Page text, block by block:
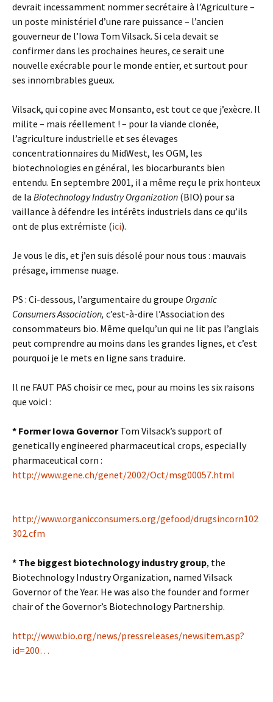
devrait incessamment nommer secrétaire à l’Agriculture –
un poste ministériel d’une rare puissance – l’ancien
gouverneur de l’Iowa Tom Vilsack. Si cela devait se
confirmer dans les prochaines heures, ce serait une
nouvelle exécrable pour le monde entier, et surtout pour
ses innombrables gueux.
Vilsack, qui copine avec Monsanto, est tout ce que j’exècre. Il
milite – mais réellement ! – pour la viande clonée,
l’agriculture industrielle et ses élevages
concentrationnaires du MidWest, les OGM, les
biotechnologies en général, les biocarburants bien
entendu. En septembre 2001, il a même reçu le prix honteux
de la Biotechnology Industry Organization (BIO) pour sa
vaillance à défendre les intérêts industriels dans ce qu’ils
ont de plus extrémiste (ici).
Je vous le dis, et j’en suis désolé pour nous tous : mauvais
présage, immense nuage.
PS : Ci-dessous, l’argumentaire du groupe Organic
Consumers Association, c’est-à-dire l’Association des
consommateurs bio. Même quelqu’un qui ne lit pas l’anglais
peut comprendre au moins dans les grandes lignes, et c’est
pourquoi je le mets en ligne sans traduire.
Il ne FAUT PAS choisir ce mec, pour au moins les six raisons
que voici :
* Former Iowa GovernorTom Vilsack’s support of
genetically engineered pharmaceutical crops, especially
pharmaceutical corn :
http://www.gene.ch/genet/2002/Oct/msg00057.html
http://www.organicconsumers.org/gefood/drugsincorn102
302.cfm
* The biggest biotechnology industry group, the
Biotechnology Industry Organization, named Vilsack
Governor of the Year. He was also the founder and former
chair of the Governor’s Biotechnology Partnership.
http://www.bio.org/news/pressreleases/newsitem.asp?
id=200…